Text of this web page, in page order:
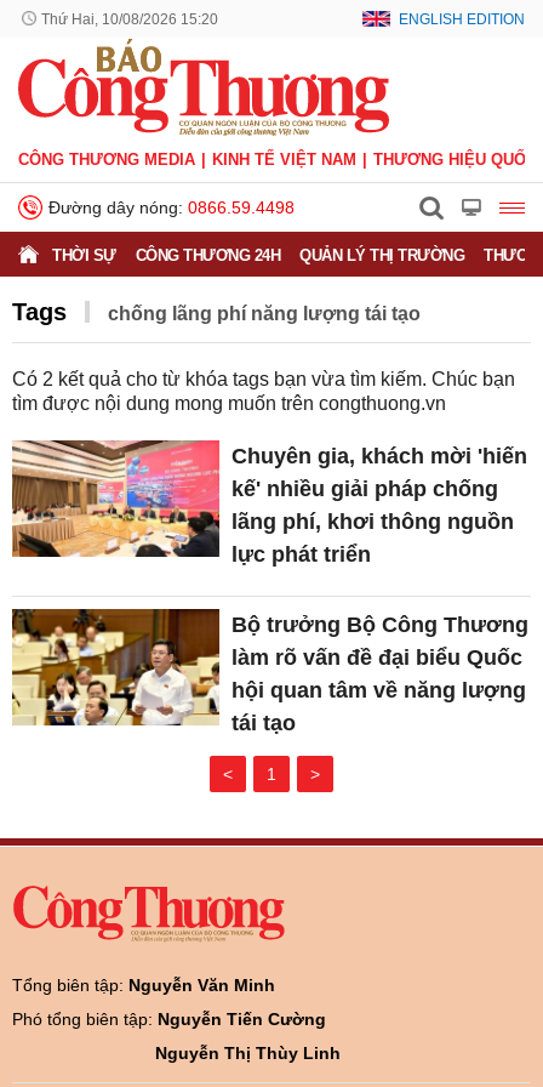
Thứ Hai, 10/08/2026 15:20 ENGLISH EDITION
CÔNG THƯƠNG MEDIA KINH TẾ VIỆT NAM THƯƠNG HIỆU QUỐC
Đường dây nóng: 0866.59.4498
THỜI SỰ CÔNG THƯƠNG 24H QUẢN LÝ THỊ TRƯỜNG
Tags chống lãng phí năng lượng tái tạo
Có 2 kết quả cho từ khóa tags bạn vừa tìm kiếm. Chúc bạn
tìm được nội dung mong muốn trên congthuong.vn
Chuyên gia, khách mời 'hiến
kế' nhiều giải pháp chống
lãng phí, khơi thông nguồn
lực phát triển
Bộ trưởng Bộ Công Thương
làm rõ vấn đề đại biểu Quốc
hội quan tâm về năng lượng
tái tạo
< 1 >
Tổng biên tập: Nguyễn Văn Minh
Phó tổng biên tập: Nguyễn Tiến Cường
Nguyễn Thị Thùy Linh